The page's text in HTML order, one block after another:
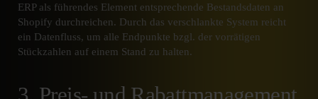
ERP als führendes Element entsprechende Bestandsdaten an
Shopify durchreichen. Durch das verschlankte System reicht
ein Datenfluss, um alle Endpunkte bzgl. der vorrätigen
Stückzahlen auf einem Stand zu halten.